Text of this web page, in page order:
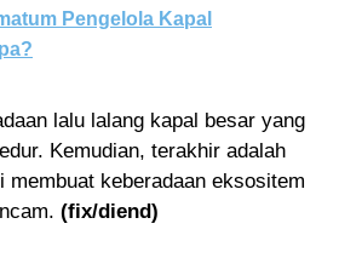
Pengelola Kapal
lalu lalang kapal besar yang
Kemudian, terakhir adalah
membuat keberadaan eksositem
(fix/diend)